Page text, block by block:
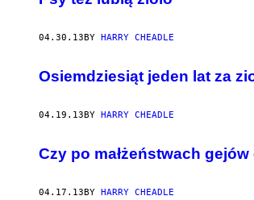
04.30.13 BY HARRY CHEADLE
Osiemdziesiąt jeden lat za
04.19.13 BY HARRY CHEADLE
Czy po małżeństwach
04.17.13 BY HARRY CHEADLE